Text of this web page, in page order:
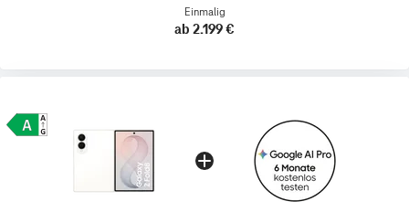
Einmalig
ab 2.199 €